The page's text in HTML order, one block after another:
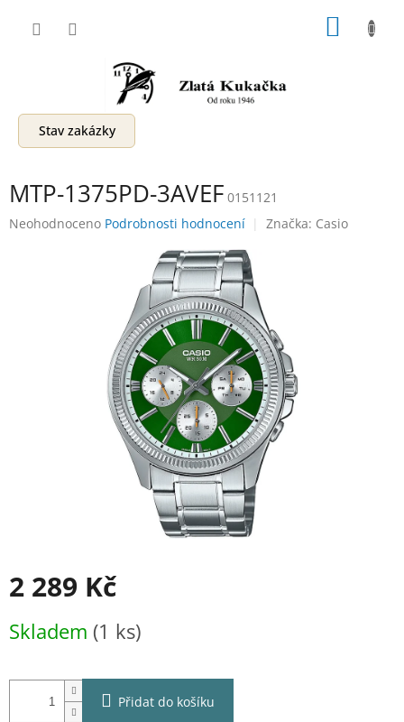
Stav zakázky
MTP-1375PD-3AVEF 0151121
Průměrné
Neohodnoceno Podrobnosti hodnocení Značka: Casio
2 289 Kč
cena:
Skladem (1 ks)
Přidat do košíku